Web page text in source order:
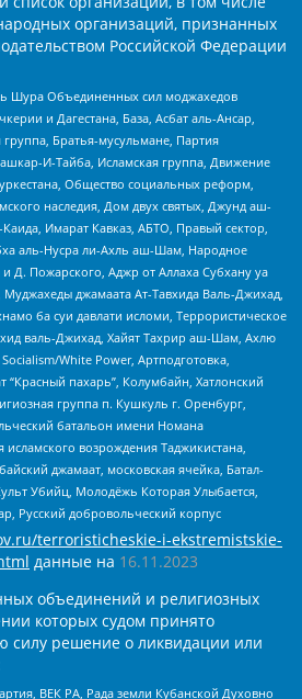
организаций, признанных
Российской Федерации
Шура Объединенных сил моджахедов
и Дагестана, База, Асбат аль-Ансар,
Братья-мусульмане, Партия
И-Тайба, Исламская группа, Движение
Общество социальных реформ,
наследия, Дом двух святых, Джунд аш-
Имарат Кавказ, АБТО, Правый сектор,
аль-Нусра ли-Ахль аш-Шам, Народное
Д. Пожарского, Аджр от Аллаха Субхану уа
джамаата Ат-Тавхида Валь-Джихад,
ба суи давлати исломи, Террористическое
валь-Джихад, Хайят Тахрир аш-Шам, Ахлю
White Power, Артподготовка,
“Красный пахарь”, Колумбайн, Хатлонский
группа п. Кушкуль г. Оренбург,
батальон имени Номана
возрождения Таджикистана,
джамаат, московская ячейка, Батал-
Убийц, Молодёжь Которая Улыбается,
Русский добровольческий корпус
terroristicheskie-i-ekstremistskie-
данные на 16.11.2023
объединений и религиозных
которых судом принято
силу решение о ликвидации или
ВЕК РА, Рада земли Кубанской Духовно